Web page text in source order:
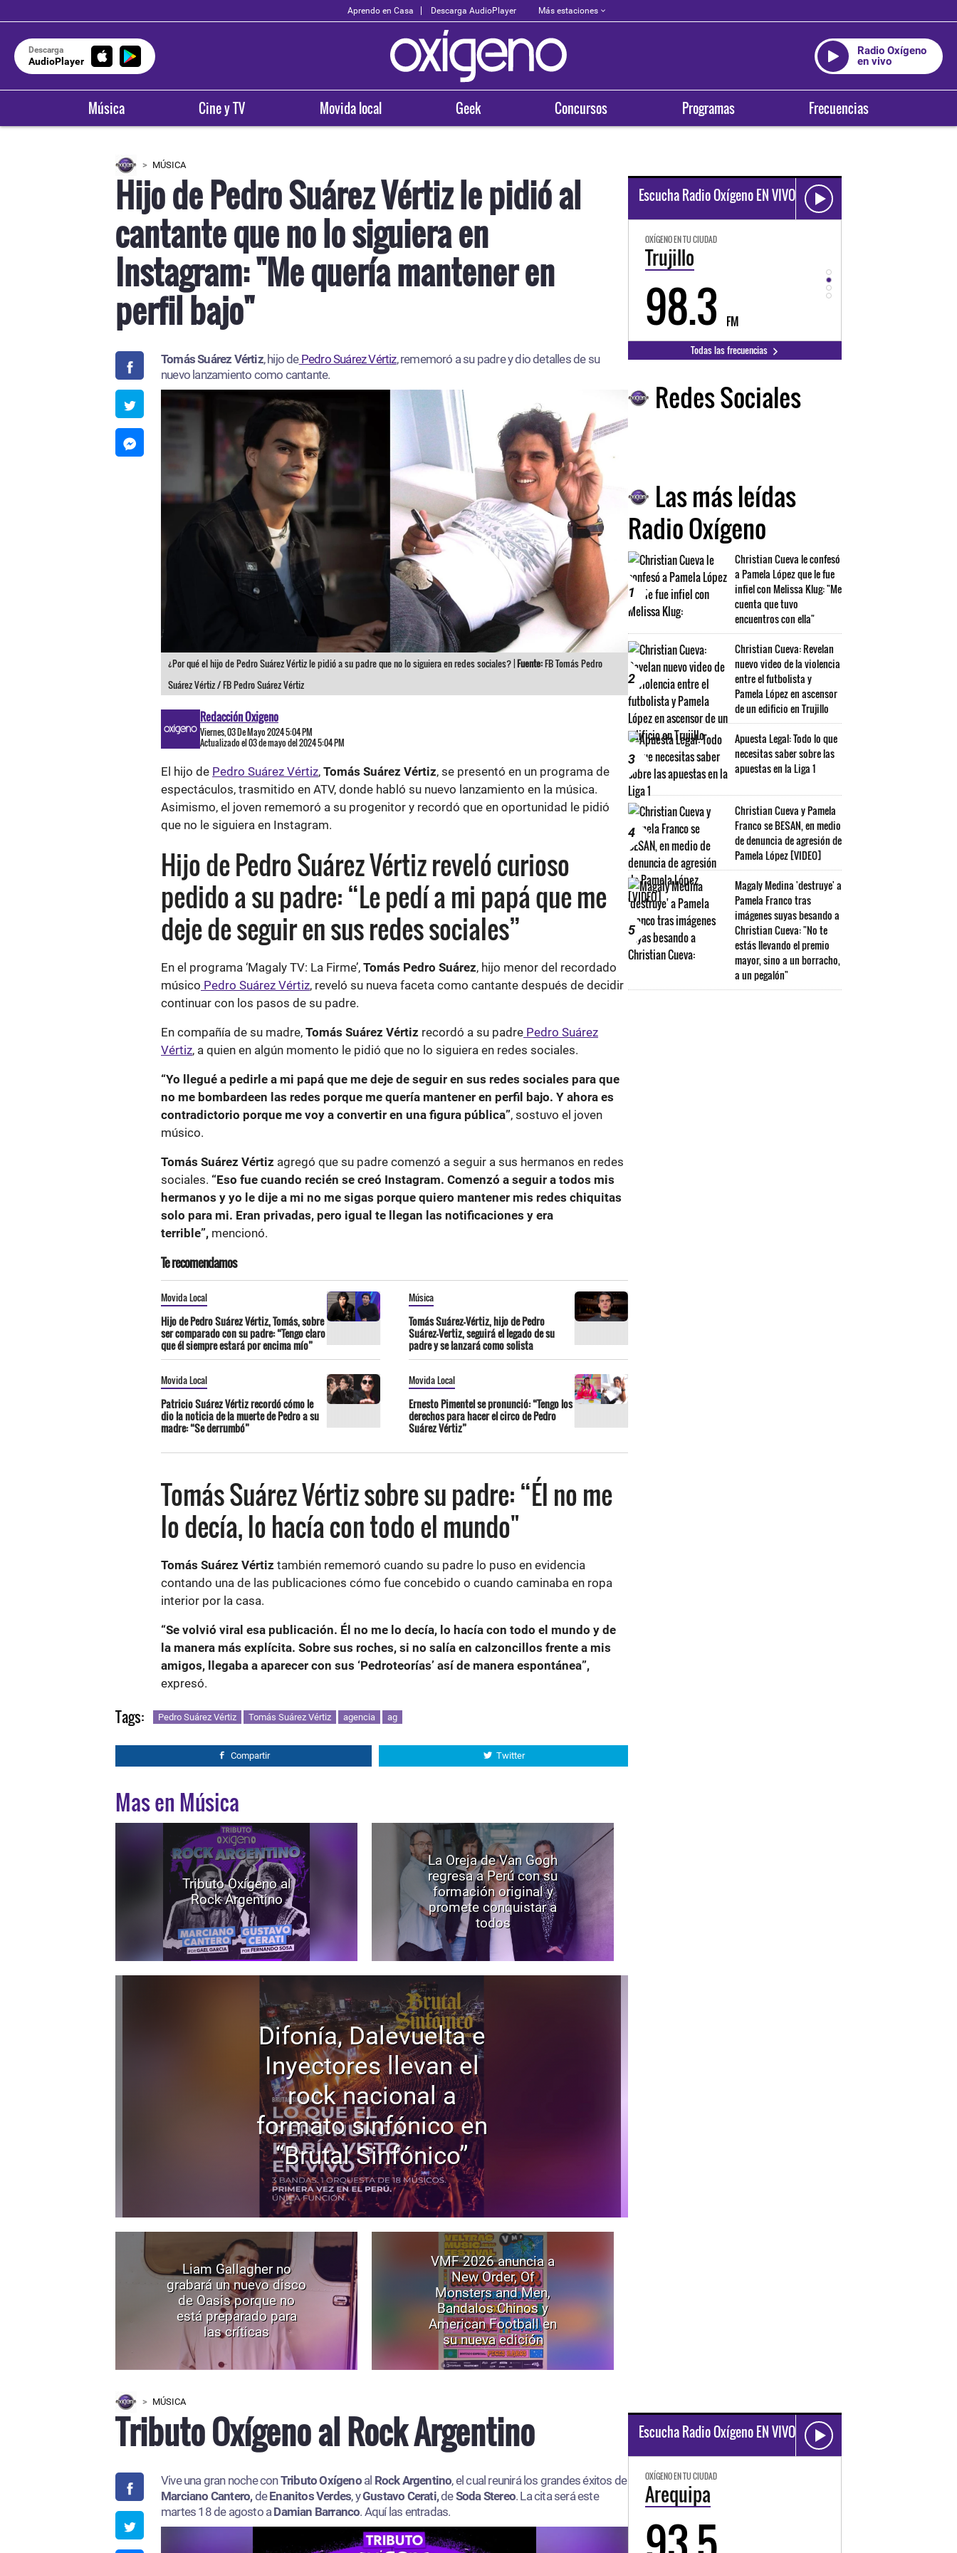
Aprendo en Casa Descarga AudioPlayer Más estaciones
Descarga
AudioPlayer
Radio Oxígeno
en vivo
Música Cine y TV Movida local Geek Concursos Programas Frecuencias
MÚSICA
Hijo de Pedro Suárez Vértiz le pidió al
cantante que no lo siguiera en
Instagram: "Me quería mantener en
perfil bajo"
Tomás Suárez Vértiz, hijo dePedro Suárez Vértiz, rememoró a su padre y dio detalles de su
nuevo lanzamiento como cantante.
¿Por qué el hijo de Pedro Suárez Vértiz le pidió a su padre que no lo siguiera en redes sociales? |Fuente:FB Tomás Pedro
Suárez Vértiz / FB Pedro Suárez Vértiz
Redacción Oxigeno
Viernes, 03 De Mayo 2024 5:04 PM
Actualizado el 03 de mayo del 2024 5:04 PM
El hijo de Pedro Suárez Vértiz, Tomás Suárez Vértiz, se presentó en un programa de
espectáculos, trasmitido en ATV, donde habló su nuevo lanzamiento en la música.
Asimismo, el joven rememoró a su progenitor y recordó que en oportunidad le pidió
que no le siguiera en Instagram.
Hijo de Pedro Suárez Vértiz reveló curioso
pedido a su padre: “Le pedí a mi papá que me
deje de seguir en sus redes sociales”
En el programa ‘Magaly TV: La Firme’, Tomás Pedro Suárez, hijo menor del recordado
músico Pedro Suárez Vértiz, reveló su nueva faceta como cantante después de decidir
continuar con los pasos de su padre.
En compañía de su madre, Tomás Suárez Vértiz recordó a su padre Pedro Suárez
Vértiz, a quien en algún momento le pidió que no lo siguiera en redes sociales.
“Yo llegué a pedirle a mi papá que me deje de seguir en sus redes sociales para que
no me bombardeen las redes porque me quería mantener en perfil bajo. Y ahora es
contradictorio porque me voy a convertir en una figura pública”, sostuvo el joven
músico.
Tomás Suárez Vértiz agregó que su padre comenzó a seguir a sus hermanos en redes
sociales. “Eso fue cuando recién se creó Instagram. Comenzó a seguir a todos mis
hermanos y yo le dije a mi no me sigas porque quiero mantener mis redes chiquitas
solo para mi. Eran privadas, pero igual te llegan las notificaciones y era
terrible”, mencionó.
Te recomendamos
Movida Local
Hijo de Pedro Suárez Vértiz, Tomás, sobre
ser comparado con su padre: “Tengo claro
que él siempre estará por encima mío”
Música
Tomás Suárez-Vértiz, hijo de Pedro
Suárez-Vertiz, seguirá el legado de su
padre y se lanzará como solista
Movida Local
Patricio Suárez Vértiz recordó cómo le
dio la noticia de la muerte de Pedro a su
madre: “Se derrumbó”
Movida Local
Ernesto Pimentel se pronunció: “Tengo los
derechos para hacer el circo de Pedro
Suárez Vértiz”
Tomás Suárez Vértiz sobre su padre: “Él no me
lo decía, lo hacía con todo el mundo"
Tomás Suárez Vértiz también rememoró cuando su padre lo puso en evidencia
contando una de las publicaciones cómo fue concebido o cuando caminaba en ropa
interior por la casa.
“Se volvió viral esa publicación. Él no me lo decía, lo hacía con todo el mundo y de
la manera más explícita. Sobre sus roches, si no salía en calzoncillos frente a mis
amigos, llegaba a aparecer con sus ‘Pedroteorías’ así de manera espontánea”,
expresó.
Tags: Pedro Suárez Vértiz Tomás Suárez Vértiz agencia ag
Compartir Twitter
Mas en Música
Tributo Oxígeno al
Rock Argentino
La Oreja de Van Gogh
regresa a Perú con su
formación original y
promete conquistar a
todos
Difonía, Dalevuelta e
Inyectores llevan el
rock nacional a
formato sinfónico en
“Brutal Sinfónico”
Liam Gallagher no
grabará un nuevo disco
de Oasis porque no
está preparado para
las críticas
VMF 2026 anuncia a
New Order, Of
Monsters and Men,
Bandalos Chinos y
American Football en
su nueva edición
Escucha Radio Oxígeno EN VIVO
OXÍGENO EN TU CIUDAD
Arequipa
93.5
OXÍGENO EN TU CIUDAD
Trujillo
98.3 FM 94.3
Todas las frecuencias
Redes Sociales
Las más leídas
Radio Oxígeno
1
Christian Cueva le confesó
a Pamela López que le fue
infiel con Melissa Klug: "Me
cuenta que tuvo
encuentros con ella"
2
Christian Cueva: Revelan
nuevo video de la violencia
entre el futbolista y
Pamela López en ascensor
de un edificio en Trujillo
3
Apuesta Legal: Todo lo que
necesitas saber sobre las
apuestas en la Liga 1
4
Christian Cueva y Pamela
Franco se BESAN, en medio
de denuncia de agresión de
Pamela López [VIDEO]
5
Magaly Medina 'destruye' a
Pamela Franco tras
imágenes suyas besando a
Christian Cueva: "No te
estás llevando el premio
mayor, sino a un borracho,
a un pegalón"
MÚSICA
Tributo Oxígeno al Rock Argentino
Vive una gran noche conTributo Oxígenoal Rock Argentino, el cual reunirá los grandes éxitos de
Marciano Cantero,deEnanitos Verdes, yGustavo Cerati,deSoda Stereo. La cita será este
martes 18 de agosto aDamian Barranco. Aquí las entradas.​
Escucha Radio Oxígeno EN VIVO
OXÍGENO EN TU CIUDAD
Arequipa